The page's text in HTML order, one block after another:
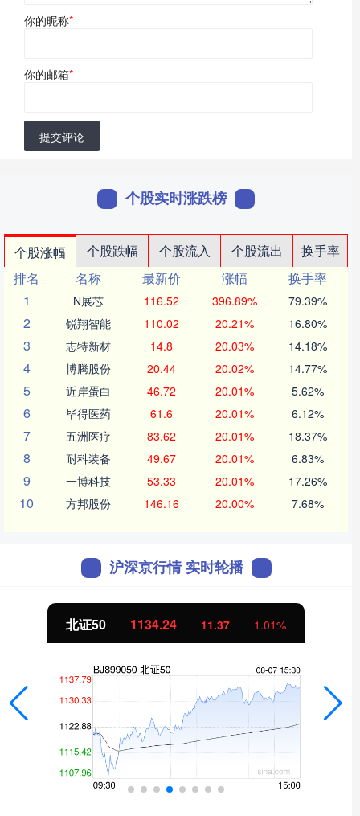
你的昵称*
你的邮箱*
提交评论
个股实时涨跌榜
个股涨幅 个股跌幅 个股流入 个股流出
换手率
排名
名称 最新价 涨幅
换手率
1
N展芯 116.52 396.89% 79.39%
2 锐翔智能 110.02 20.21% 16.80%
3 志特新材 14.8 20.03% 14.18%
4 博腾股份 20.44 20.02% 14.77%
5 近岸蛋白 46.72 20.01% 5.62%
6 毕得医药 61.6 20.01% 6.12%
7 五洲医疗 83.62 20.01% 18.37%
8 耐科装备 49.67 20.01% 6.83%
9 一博科技 53.33 20.01% 17.26%
10 方邦股份 146.16 20.00% 7.68%
沪深京行情 实时轮播
创业板指 3563.12 47.56 1.35%